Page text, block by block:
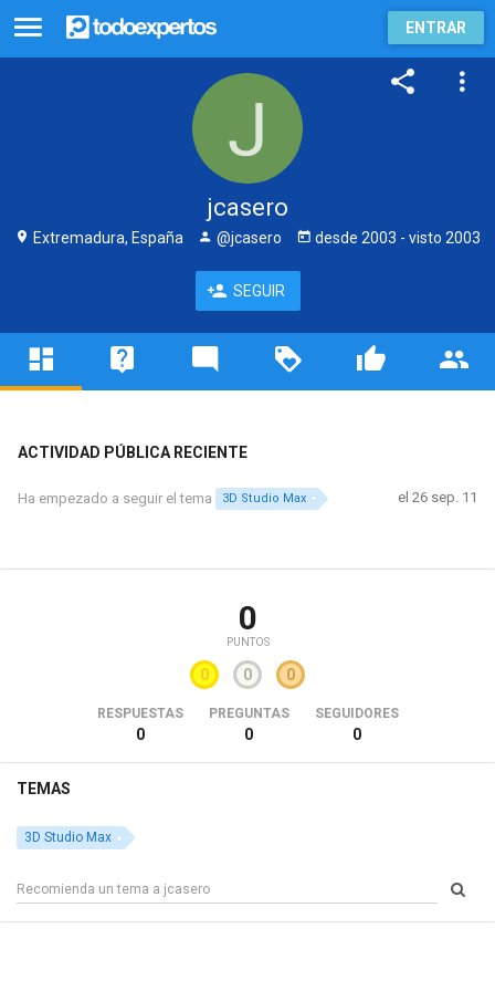
ENTRAR
jcasero
Extremadura, España @jcasero desde 2003 - visto 2003
SEGUIR
ACTIVIDAD PÚBLICA RECIENTE
Ha empezado a seguir el tema 3D Studio Max el 26 sep. 11
0
PUNTOS
0 0 0
RESPUESTAS
0
PREGUNTAS
0
SEGUIDORES
0
TEMAS
3D Studio Max